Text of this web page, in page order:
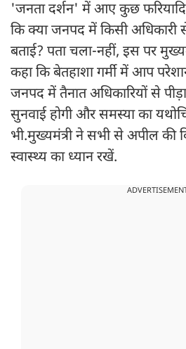
'जनता दर्शन' में आए कुछ
कि क्या जनपद में किसी
बताई? पता चला-नहीं, इस पर
कहा कि बेतहाशा गर्मी में आप
जनपद में तैनात अधिकारियों से
सुनवाई होगी और समस्या का
भी.मुख्यमंत्री ने सभी से अपील की
स्वास्थ्य का ध्यान रखें.